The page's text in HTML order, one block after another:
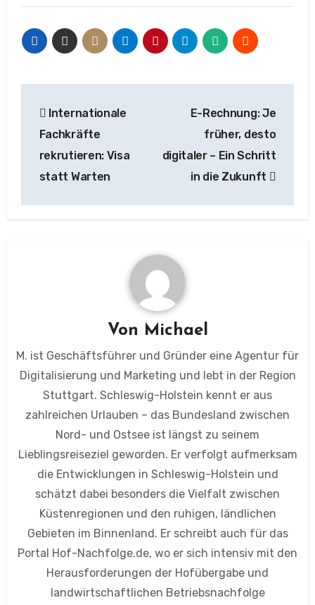
Internationale
Fachkräfte
rekrutieren: Visa
statt Warten
E-Rechnung: Je
früher, desto
digitaler – Ein Schritt
in die Zukunft
Von Michael
M. ist Geschäftsführer und Gründer eine Agentur für
Digitalisierung und Marketing und lebt in der Region
Stuttgart. Schleswig-Holstein kennt er aus
zahlreichen Urlauben – das Bundesland zwischen
Nord- und Ostsee ist längst zu seinem
Lieblingsreiseziel geworden. Er verfolgt aufmerksam
die Entwicklungen in Schleswig-Holstein und
schätzt dabei besonders die Vielfalt zwischen
Küstenregionen und den ruhigen, ländlichen
Gebieten im Binnenland. Er schreibt auch für das
Portal Hof-Nachfolge.de, wo er sich intensiv mit den
Herausforderungen der Hofübergabe und
landwirtschaftlichen Betriebsnachfolge